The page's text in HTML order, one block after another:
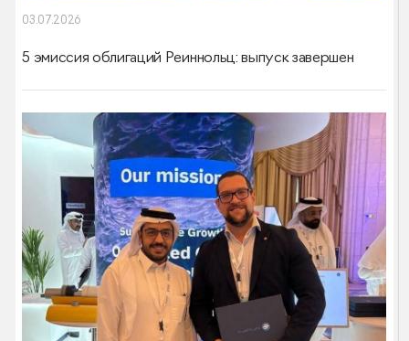
03.07.2026
5 эмиссия облигаций Реиннольц: выпуск завершен